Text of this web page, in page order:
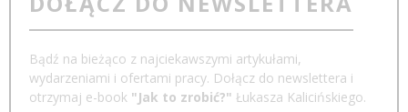
Bądź na bieżąco z najciekawszymi artykułami,
wydarzeniami i ofertami pracy. Dołącz do newslettera i
otrzymaj e-book "Jak to zrobić?" Łukasza Kalicińskiego.